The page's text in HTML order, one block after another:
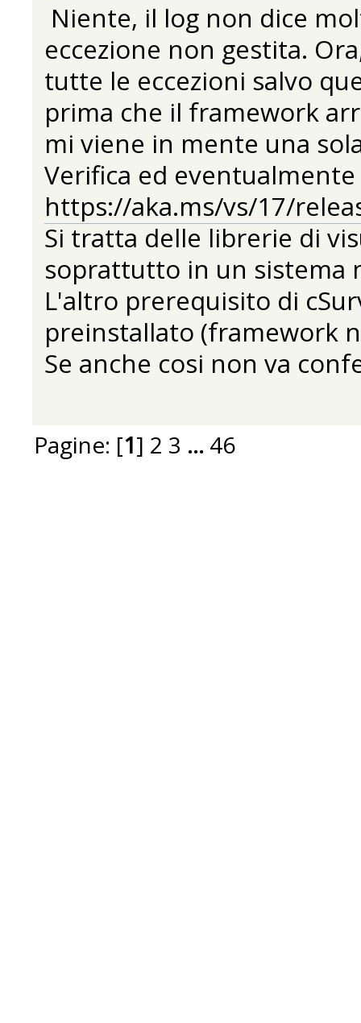
Niente, il log non dice
eccezione non gestita.
tutte le eccezioni salvo
prima che il framework
mi viene in mente una
Verifica ed
https://aka.ms/vs/17/
Si tratta delle librerie di
soprattutto in un sistema
L'altro prerequisito di
preinstallato (framework
Se anche cosi non va
Pagine: [1] 2 3 ... 46